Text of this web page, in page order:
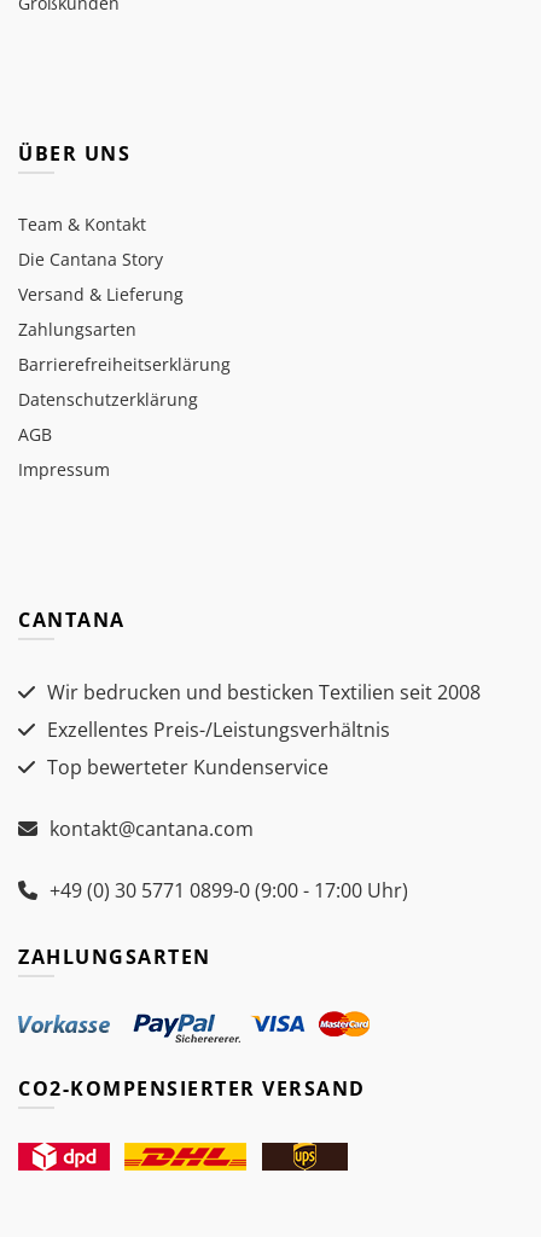
ÜBER UNS
Team & Kontakt
Die Cantana Story
Versand & Lieferung
Zahlungsarten
Barrierefreiheitserklärung
Datenschutzerklärung
AGB
Impressum
CANTANA
Wir bedrucken und besticken Textilien seit 2008
Exzellentes Preis-/Leistungsverhältnis
Top bewerteter Kundenservice
kontakt@cantana.com
+49 (0) 30 5771 0899-0 (9:00 - 17:00 Uhr)
ZAHLUNGSARTEN
CO2-KOMPENSIERTER VERSAND